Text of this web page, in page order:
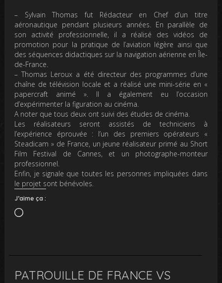
– Sylvain Thomas fut Rédacteur en Chef d’un titre
aéronautique pendant plusieurs années. En parallèle de
son activité professionnelle, il a réalisé des vidéos de
promotion pour la pratique de l’aviation légère ainsi que
des séquences didactiques sur la navigation aérienne en Île-
de-France.
–Thomas Leroux a été directeur des programmes d’une
chaîne de télévision locale et a réalisé une mini-série en «
papercraft animé ». Il a également eu l’occasion
d’expérimenter la figuration au cinéma.
A noter que tous deux ont suivi des études de cinéma.
Les réalisateurs seront assistés de techniciens à
l’expérience éprouvée : l’un des premiers opérateurs «
Steadicam » de France, un jeune réalisateur primé au Short
Film Festival de Cannes, et un photographe-monteur
professionnel.
Enfin, je signale que toutes les personnes impliquées dans
le projet sont bénévoles.
J’aime ça :
Chargement…
PATROUILLE DE FRANCE VS